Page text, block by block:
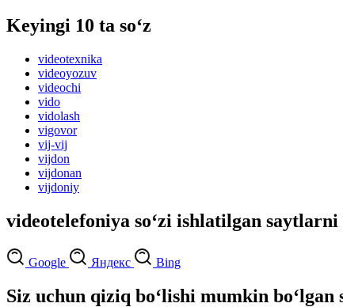
Keyingi 10 ta so‘z
videotexnika
videoyozuv
videochi
vido
vidolash
vigovor
vij-vij
vijdon
vijdonan
vijdoniy
videotelefoniya so‘zi ishlatilgan
Google Яндекс Bing
Siz uchun qiziq bo‘lishi mumkin bo‘lgan